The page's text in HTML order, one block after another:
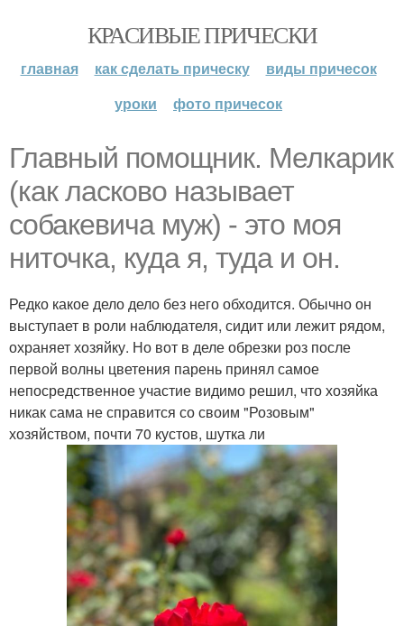
КРАСИВЫЕ ПРИЧЕСКИ
главная как сделать прическу
виды причесок
уроки
фото причесок
Главный помощник. Мелкарик
(как ласково называет
собакевича муж) - это моя
ниточка, куда я, туда и он.
Редко какое дело дело без него обходится. Обычно он
выступает в роли наблюдателя, сидит или лежит рядом,
охраняет хозяйку. Но вот в деле обрезки роз после
первой волны цветения парень принял самое
непосредственное участие видимо решил, что хозяйка
никак сама не справится со своим "Розовым"
хозяйством, почти 70 кустов, шутка ли